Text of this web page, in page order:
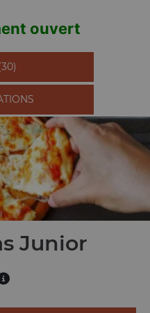
ouvert
Junior